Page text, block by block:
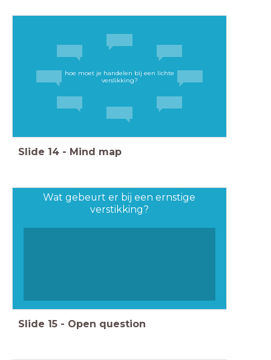
hoe moet je handelen bij een lichte
verslikking?
Slide 14 - Mind map
Wat gebeurt er bij een ernstige
verstikking?
Slide 15 - Open question